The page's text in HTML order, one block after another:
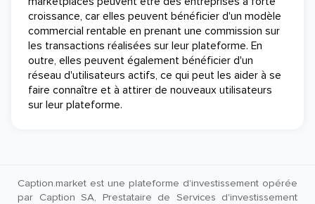
croissance, car elles peuvent bénéficier d'un modèle
commercial rentable en prenant une commission sur
les transactions réalisées sur leur plateforme. En
outre, elles peuvent également bénéficier d'un
réseau d'utilisateurs actifs, ce qui peut les aider à se
faire connaître et à attirer de nouveaux utilisateurs
sur leur plateforme.
Caption.market est une plateforme d'investissement opérée
par Caption SA, Prestataire de Services d'investissement